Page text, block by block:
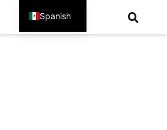
Spanish
English